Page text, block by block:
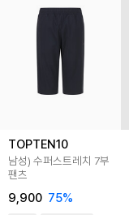
TOPTEN10
남성) 수퍼스트레치 7부
팬츠
9,900 75%